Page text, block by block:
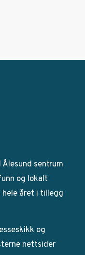
sentrum
og lokalt
året i tillegg
og
nettsider